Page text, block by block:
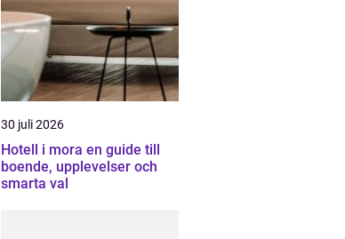
30 juli 2026
Hotell i mora en guide till
boende, upplevelser och
smarta val